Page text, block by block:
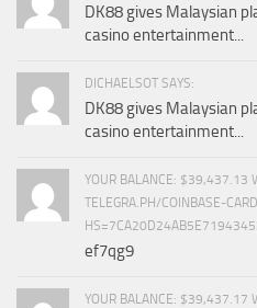
DK88 gives Malaysian
casino entertainment...
DICHAELSOT SAYS:
DK88 gives Malaysian
casino entertainment...
YOUR BALANCE: $39,437.13
TELEGRA.PH/COINBASE-
ef7qg9
YOUR BALANCE: $39,437.17